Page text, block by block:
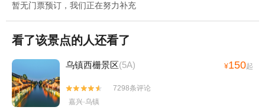
暂无门票预订，我们正在努力补充
看了该景点的人还看了
乌镇西栅景区(5A) ¥150起


7298条评论
嘉兴·乌镇